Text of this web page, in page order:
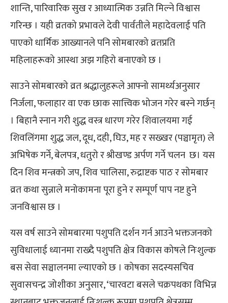
शान्ति, पारिवारिक सुख र आध्यात्मिक उन्नति मिल्ने विश्वास
गरिन्छ । यही व्रतको प्रभावले देवी पार्वतीले महादेवलाई पति
पाएको धार्मिक आख्यानले पनि सोमबारको व्रतप्रति
महिलाहरूको आस्था अझ गहिरो बनाएको छ ।
साउने सोमबारको व्रत श्रद्धालुहरूले आफ्नो सामर्थ्यअनुसार
निर्जला, फलाहार वा एक छाक सात्त्विक भोजन गरेर बस्ने गर्छन्
। बिहानै स्नान गरी शुद्ध वस्त्र धारण गरेर शिवालयमा गई
शिवलिंगमा शुद्ध जल, दूध, दही, घिउ, मह र सख्खर (पञ्चामृत) ले
अभिषेक गर्ने, बेलपत्र, धतुरो र श्रीखण्ड अर्पण गर्ने चलन छ। यस
दिन शिव मन्त्रको जप, शिव चालिसा, रुद्राष्टक पाठ र सोमबार
व्रत कथा सुन्नाले मनोकामना पूरा हुने र सम्पूर्ण पाप नष्ट हुने
जनविश्वास छ ।
यस वर्ष साउने सोमबारमा पशुपति दर्शन गर्न आउने भक्तजनको
सुविधालाई ध्यानमा राख्दै पशुपति क्षेत्र विकास कोषले निःशुल्क
बस सेवा सञ्चालनमा ल्याएको छ । कोषका सदस्यसचिव
सुवासचन्द्र जोशीका अनुसार, ‘चारवटा बसले चक्रपथका विभिन्न